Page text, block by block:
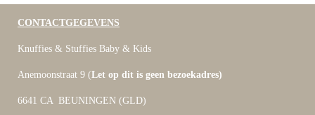
CONTACTGEGEVENS
Knuffies & Stuffies Baby & Kids
Anemoonstraat 9 (Let op dit is geen bezoekadres)
6641 CA BEUNINGEN (GLD)